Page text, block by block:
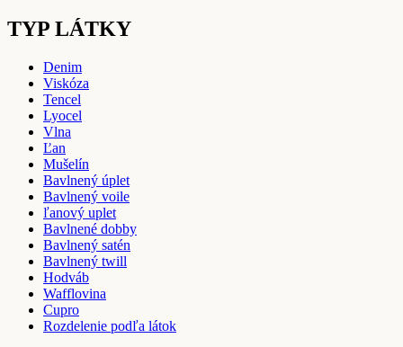
TYP LÁTKY
Denim
Viskóza
Tencel
Lyocel
Vlna
Ľan
Mušelín
Bavlnený úplet
Bavlnený voile
ľanový uplet
Bavlnené dobby
Bavlnený satén
Bavlnený twill
Hodváb
Wafflovina
Cupro
Rozdelenie podľa látok